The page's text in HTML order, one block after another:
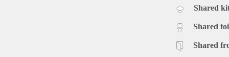
Shared
Shared
Shared